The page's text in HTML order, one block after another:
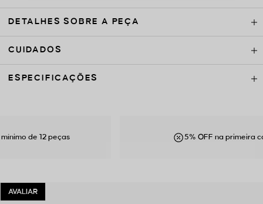
DETALHES SOBRE A PEÇA
CUIDADOS
ESPECIFICAÇÕES
de 12 peças 5% OFF na primeira